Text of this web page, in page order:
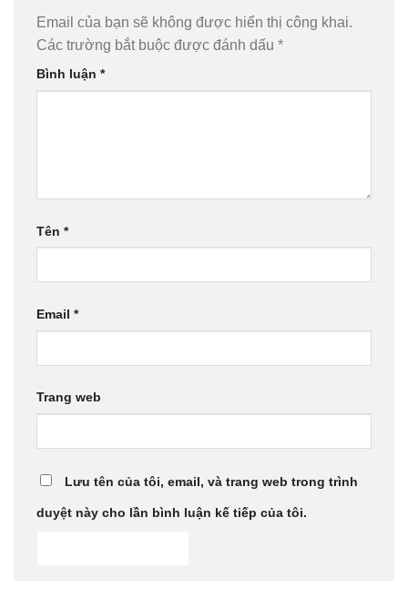
Email của bạn sẽ không được hiển thị công khai.
Các trường bắt buộc được đánh dấu *
Bình luận *
Tên *
Email *
Trang web
Lưu tên của tôi, email, và trang web trong trình
duyệt này cho lần bình luận kế tiếp của tôi.